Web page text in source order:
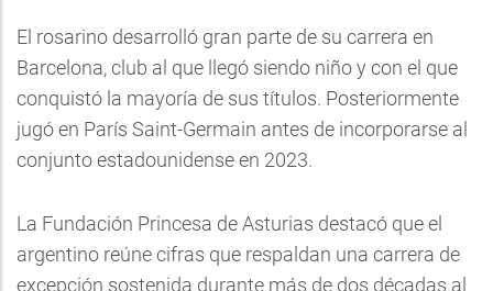
El rosarino desarrolló gran parte de su carrera en
Barcelona, club al que llegó siendo niño y con el que
conquistó la mayoría de sus títulos. Posteriormente
jugó en París Saint-Germain antes de incorporarse al
conjunto estadounidense en 2023.
La Fundación Princesa de Asturias destacó que el
argentino reúne cifras que respaldan una carrera de
excepción sostenida durante más de dos décadas al